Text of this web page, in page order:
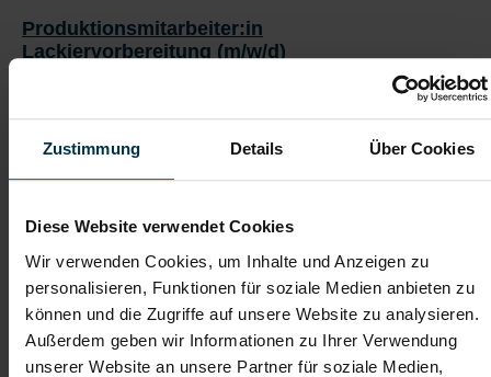
Zustimmung Details Über Cookies
Diese Website verwendet Cookies
Wir verwenden Cookies, um Inhalte und Anzeigen zu
personalisieren, Funktionen für soziale Medien anbieten zu
können und die Zugriffe auf unsere Website zu analysieren.
Außerdem geben wir Informationen zu Ihrer Verwendung
unserer Website an unsere Partner für soziale Medien,
Produktionsmitarbeiter:in
Lackiervorbereitung (m/w/d)
ab EUR 2.902,74
Vollzeit
Industrie / handwerkliches Gewerbe
01092026
Das macht dir Spaß als Produktionsmitarbeiter:in im